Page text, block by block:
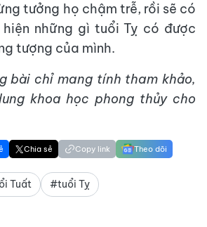
tưởng họ chậm trễ, rồi sẽ có
những gì tuổi Tỵ có được
tượng của mình.
bài chỉ mang tính tham khảo,
khoa học phong thủy cho
Chia sẻ Copy link Theo dõi
Tuất #tuổi Tỵ